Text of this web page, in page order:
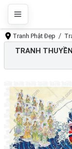
Tranh Phật Đẹp
TRANH